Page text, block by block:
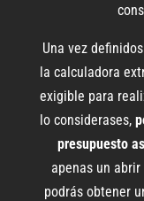
Una vez
la calculadora
exigible para
lo considerases,
presupuesto
apenas un
podrás obtener